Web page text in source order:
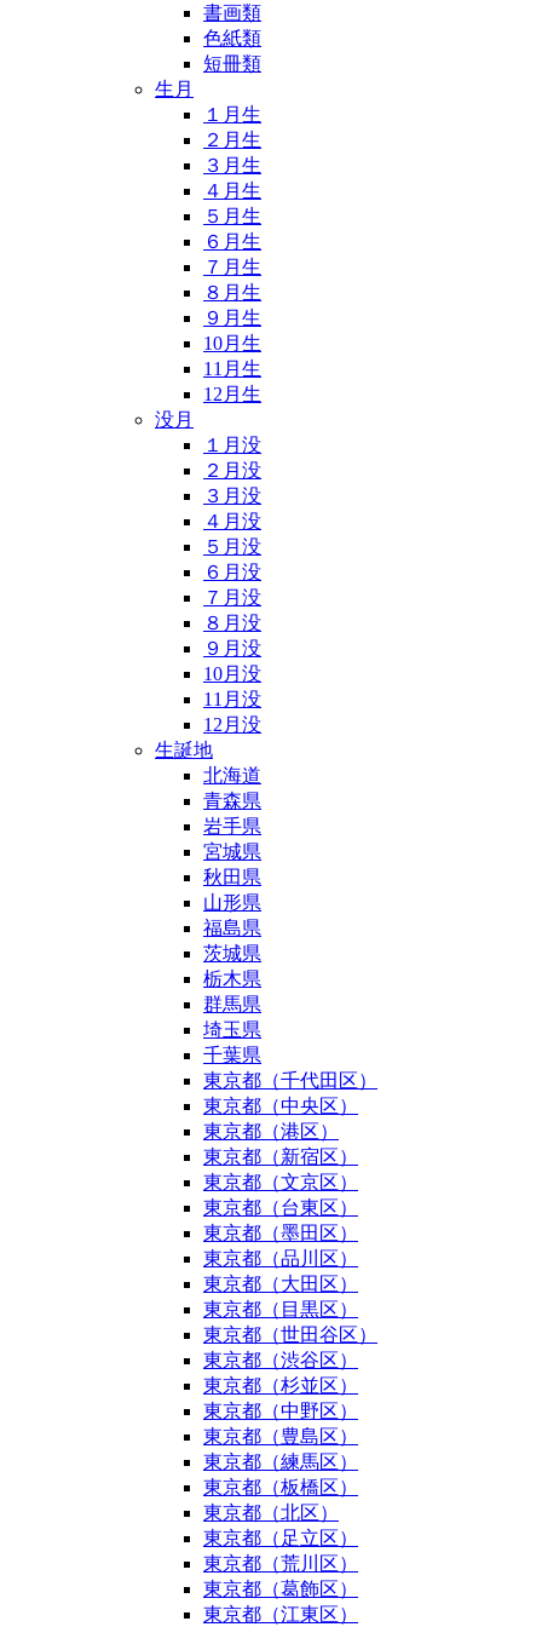
書画類
色紙類
短冊類
生月
１月生
２月生
３月生
４月生
５月生
６月生
７月生
８月生
９月生
10月生
11月生
12月生
没月
１月没
２月没
３月没
４月没
５月没
６月没
７月没
８月没
９月没
10月没
11月没
12月没
生誕地
北海道
青森県
岩手県
宮城県
秋田県
山形県
福島県
茨城県
栃木県
群馬県
埼玉県
千葉県
東京都（千代田区）
東京都（中央区）
東京都（港区）
東京都（新宿区）
東京都（文京区）
東京都（台東区）
東京都（墨田区）
東京都（品川区）
東京都（大田区）
東京都（目黒区）
東京都（世田谷区）
東京都（渋谷区）
東京都（杉並区）
東京都（中野区）
東京都（豊島区）
東京都（練馬区）
東京都（板橋区）
東京都（北区）
東京都（足立区）
東京都（荒川区）
東京都（葛飾区）
東京都（江東区）